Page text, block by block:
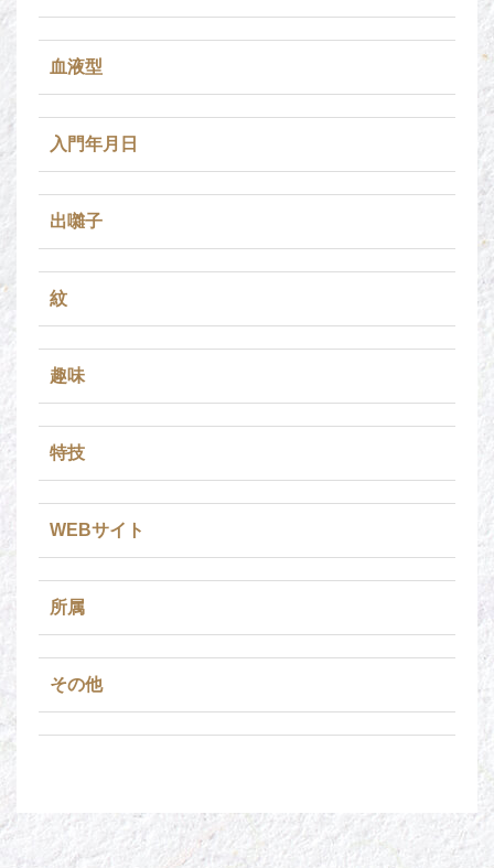
血液型
入門年月日
出囃子
紋
趣味
特技
WEBサイト
所属
その他